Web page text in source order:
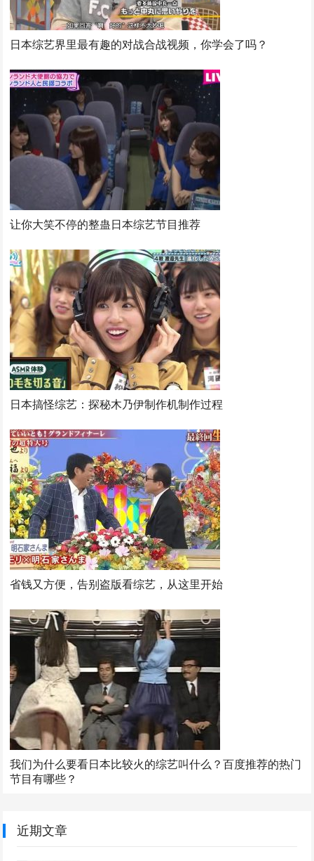
日本综艺界里最有趣的对战合战视频，你学会了吗？
让你大笑不停的整蛊日本综艺节目推荐
日本搞怪综艺：探秘木乃伊制作机制作过程
省钱又方便，告别盗版看综艺，从这里开始
我们为什么要看日本比较火的综艺叫什么？百度推荐的热门
节目有哪些？
近期文章